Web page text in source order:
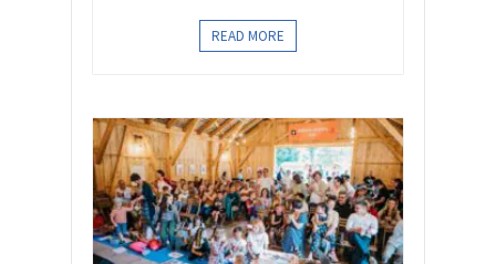
READ MORE